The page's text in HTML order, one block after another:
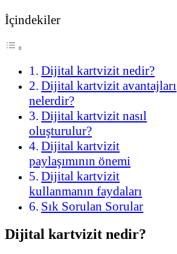
İçindekiler
Dijital kartvizit nedir?
Dijital kartvizit avantajları
nelerdir?
Dijital kartvizit nasıl
oluşturulur?
Dijital kartvizit
paylaşımının önemi
Dijital kartvizit
kullanmanın faydaları
Sık Sorulan Sorular
Dijital kartvizit nedir?